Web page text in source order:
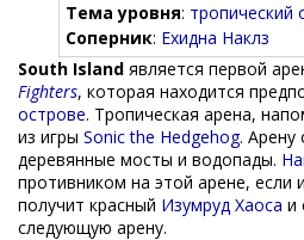
Тема уровня: тропический
Соперник: Ехидна Наклз
South Island является первой
Fighters, которая находится
острове. Тропическая арена,
из игры Sonic the Hedgehog.
деревянные мосты и водопады.
противником на этой арене, если
получит красный Изумруд Хаоса и
следующую арену.